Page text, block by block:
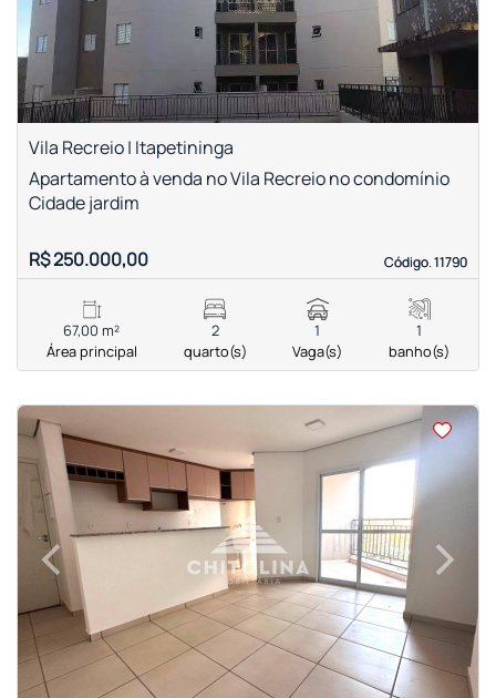
Vila Recreio | Itapetininga
Código. 11790
Código. 11790
Apartamento à venda no Vila Recreio no condomínio
Cidade jardim
R$ 250.000,00
67,00 m²
Área principal
2
quarto(s)
1
Vaga(s)
1
banho(s)
<<<<
‹Previous ›
Next